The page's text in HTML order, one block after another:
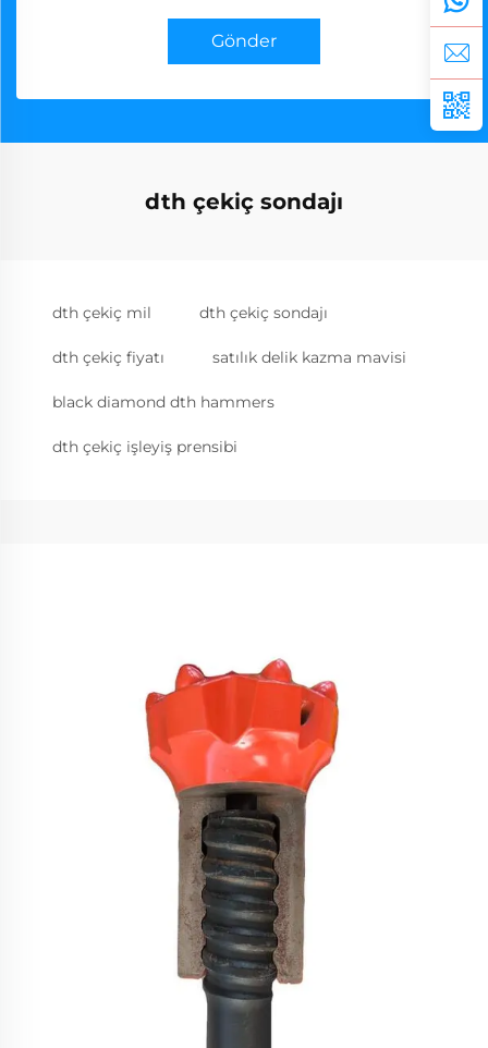
Gönder
dth çekiç sondajı
dth çekiç mil dth çekiç sondajı
dth çekiç fiyatı satılık delik kazma mavisi
black diamond dth hammers
dth çekiç işleyiş prensibi